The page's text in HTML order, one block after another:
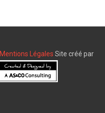
Mentions Légales Site créé par